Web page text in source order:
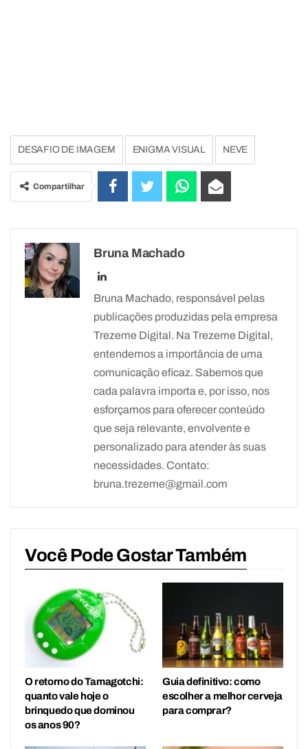
DESAFIO DE IMAGEM ENIGMA VISUAL NEVE
Compartilhar
Bruna Machado
Bruna Machado, responsável pelas
publicações produzidas pela empresa
Trezeme Digital. Na Trezeme Digital,
entendemos a importância de uma
comunicação eficaz. Sabemos que
cada palavra importa e, por isso, nos
esforçamos para oferecer conteúdo
que seja relevante, envolvente e
personalizado para atender às suas
necessidades. Contato:
bruna.trezeme@gmail.com
Você Pode Gostar Também
O retorno do Tamagotchi:
quanto vale hoje o
brinquedo que dominou
os anos 90?
Guia definitivo: como
escolher a melhor cerveja
para comprar?